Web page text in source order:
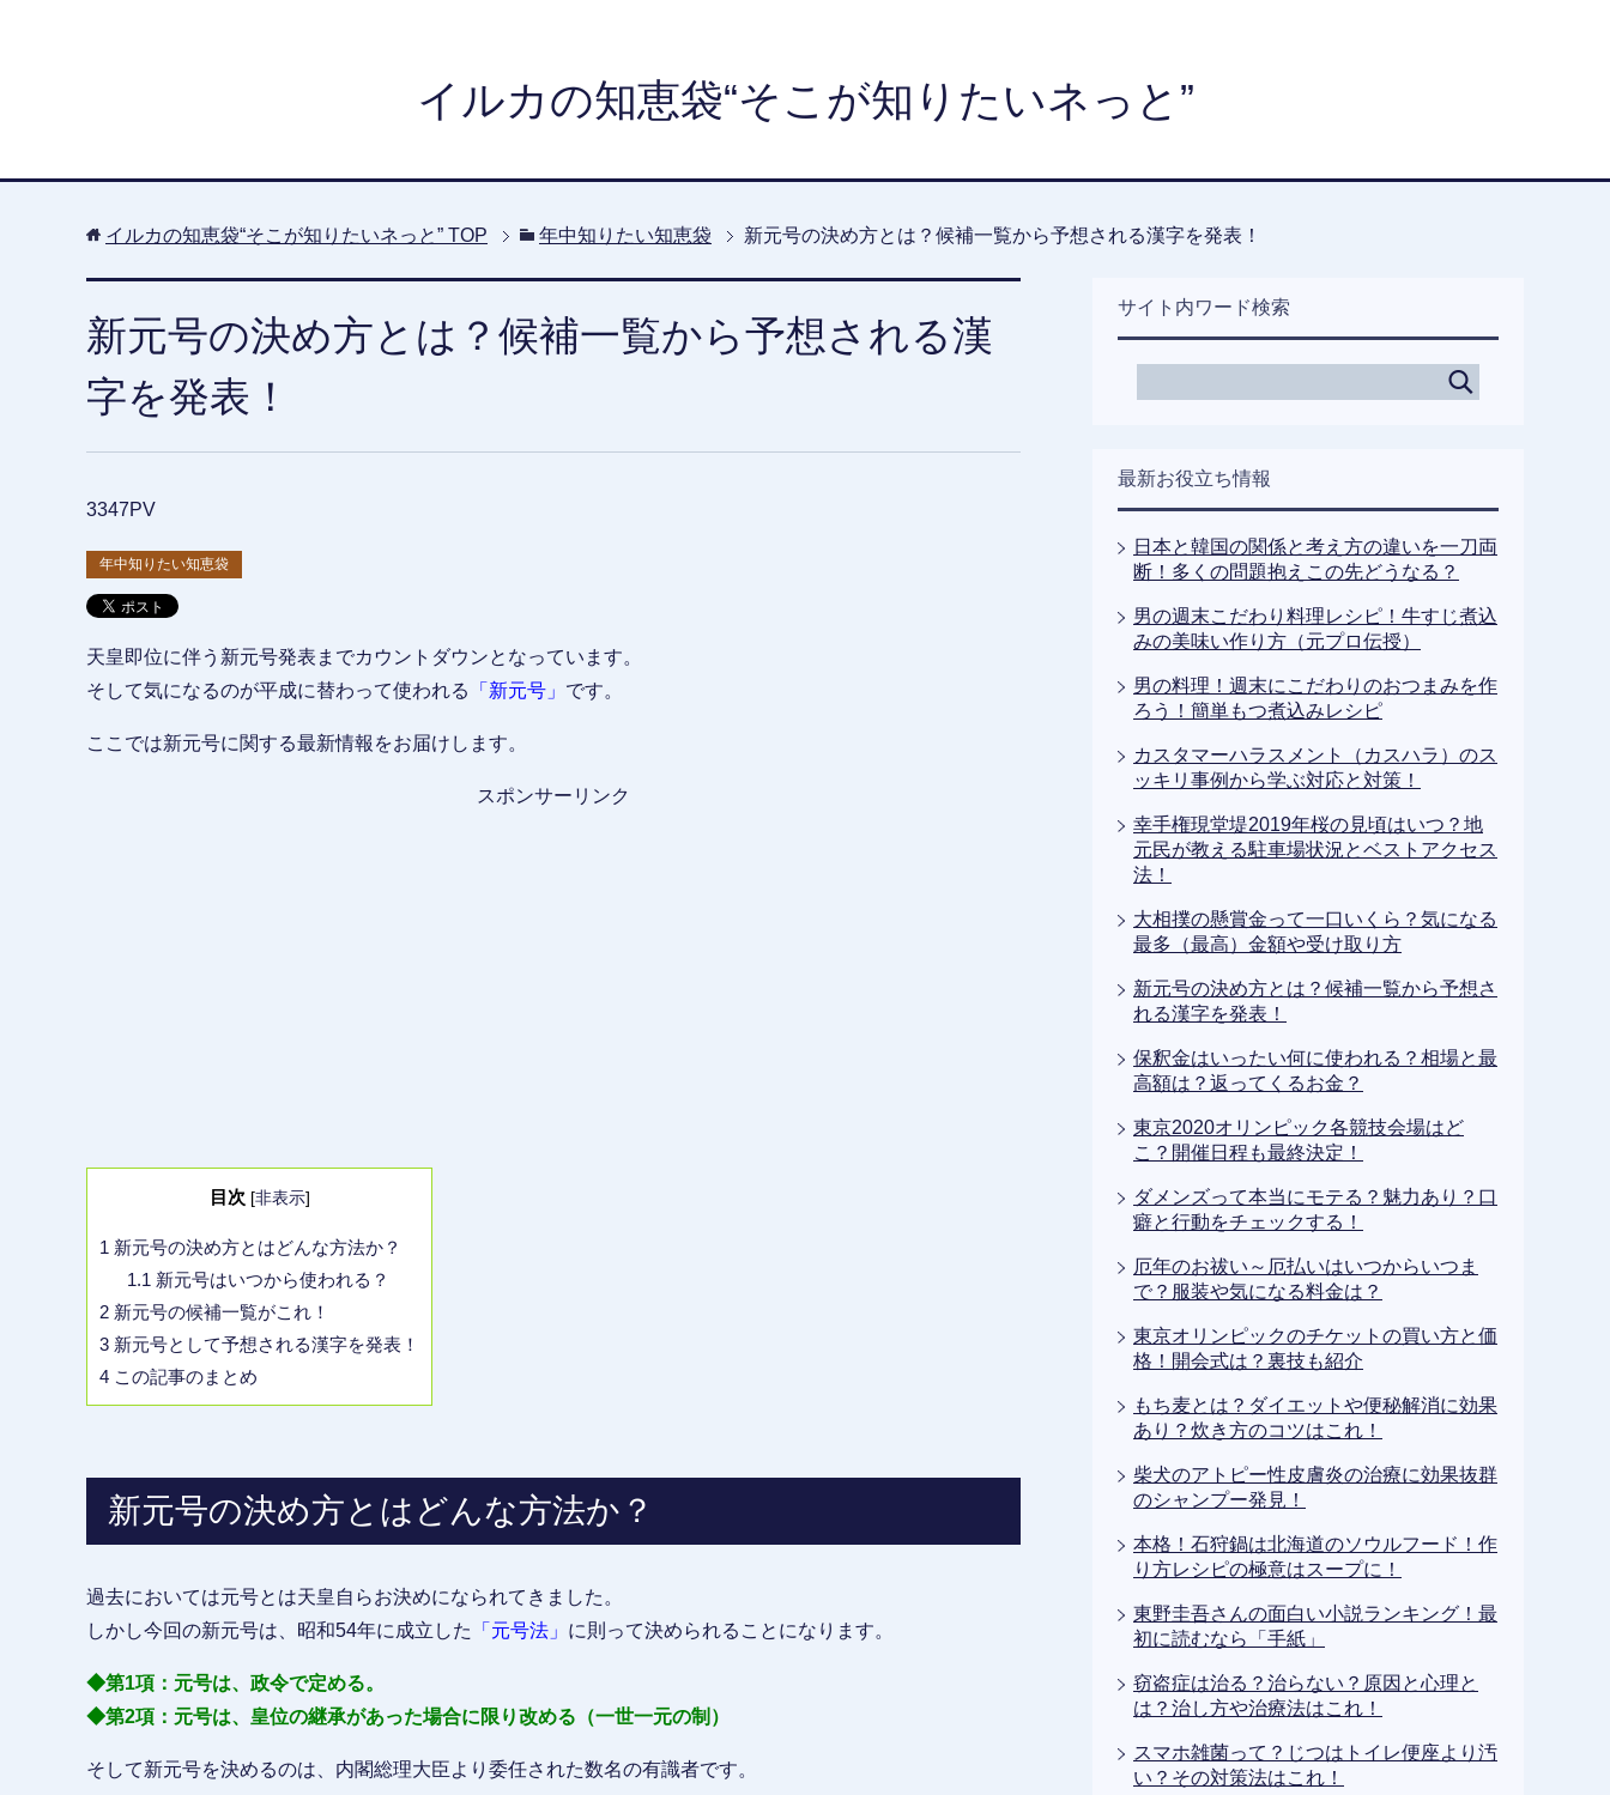
イルカの知恵袋“そこが知りたいネっと”
イルカの知恵袋“そこが知りたいネっと” TOP 年中知りたい知恵袋 新元号の決め方とは？候補一覧から予想される漢字を発表！
新元号の決め方とは？候補一覧から予想される漢
字を発表！
3347PV
年中知りたい知恵袋
天皇即位に伴う新元号発表までカウントダウンとなっています。
そして気になるのが平成に替わって使われる
「新元号」 です。
ここでは新元号に関する最新情報をお届けします。
スポンサーリンク
目次 [非表示]
1 新元号の決め方とはどんな方法か？
1.1 新元号はいつから使われる？
2 新元号の候補一覧がこれ！
3 新元号として予想される漢字を発表！
4 この記事のまとめ
新元号の決め方とはどんな方法か？
過去においては元号とは天皇自らお決めになられてきました。
しかし今回の新元号は、昭和54年に成立した
「元号法」 に則って決められることになります。
◆第1項：元号は、政令で定める。
◆第2項：元号は、皇位の継承があった場合に限り改める（一世一元の制）
そして新元号を決めるのは、内閣総理大臣より委任された数名の有識者です。
サイト内ワード検索
最新お役立ち情報
日本と韓国の関係と考え方の違いを一刀両
断！多くの問題抱えこの先どうなる？
男の週末こだわり料理レシピ！牛すじ煮込
みの美味い作り方（元プロ伝授）
男の料理！週末にこだわりのおつまみを作
ろう！簡単もつ煮込みレシピ
カスタマーハラスメント（カスハラ）のス
ッキリ事例から学ぶ対応と対策！
幸手権現堂堤2019年桜の見頃はいつ？地
元民が教える駐車場状況とベストアクセス
法！
大相撲の懸賞金って一口いくら？気になる
最多（最高）金額や受け取り方
新元号の決め方とは？候補一覧から予想さ
れる漢字を発表！
保釈金はいったい何に使われる？相場と最
高額は？返ってくるお金？
東京2020オリンピック各競技会場はど
こ？開催日程も最終決定！
ダメンズって本当にモテる？魅力あり？口
癖と行動をチェックする！
厄年のお祓い～厄払いはいつからいつま
で？服装や気になる料金は？
東京オリンピックのチケットの買い方と価
格！開会式は？裏技も紹介
もち麦とは？ダイエットや便秘解消に効果
あり？炊き方のコツはこれ！
柴犬のアトピー性皮膚炎の治療に効果抜群
のシャンプー発見！
本格！石狩鍋は北海道のソウルフード！作
り方レシピの極意はスープに！
東野圭吾さんの面白い小説ランキング！最
初に読むなら「手紙」
窃盗症は治る？治らない？原因と心理と
は？治し方や治療法はこれ！
スマホ雑菌って？じつはトイレ便座より汚
い？その対策法はこれ！